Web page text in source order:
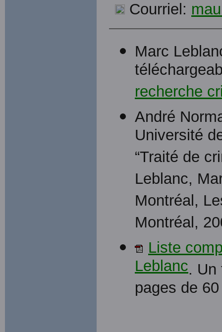
Courriel:
Marc
recherche
André
Université
“Traité de
Leblanc,
Montréal,
Montréal,
Liste
Leblanc. Un
pages de